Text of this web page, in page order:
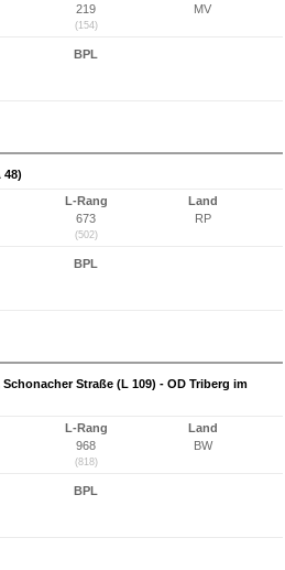
219
(154)
MV
BPL
48)
L-Rang
673
(502)
Land
RP
BPL
Straße (L 109) - OD Triberg im
L-Rang
968
(818)
Land
BW
BPL